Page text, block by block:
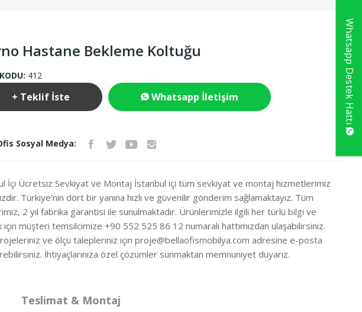
Hastane Bekleme Koltuğu
412
+ Teklif İste Whatsapp İletişim
Sosyal Medya:
İçi Ücretsiz Sevkiyat ve Montaj İstanbul içi tüm sevkiyat ve montaj hizmetlerimiz
Türkiye’nin dört bir yanına hızlı ve güvenilir gönderim sağlamaktayız. Tüm
2 yıl fabrika garantisi ile sunulmaktadır. Ürünlerimizle ilgili her türlü bilgi ve
müşteri temsilcimize +90 552 525 86 12 numaralı hattımızdan ulaşabilirsiniz.
ve ölçü talepleriniz için proje@bellaofismobilya.com adresine e-posta
İhtiyaçlarınıza özel çözümler sunmaktan memnuniyet duyarız.
Teslimat & Montaj
Whatsapp Destek Hattı